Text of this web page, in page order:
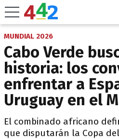
MUNDIAL 2026
Cabo Verde
historia: los
enfrentar a
Uruguay en el
El combinado africano
que disputarán la Copa